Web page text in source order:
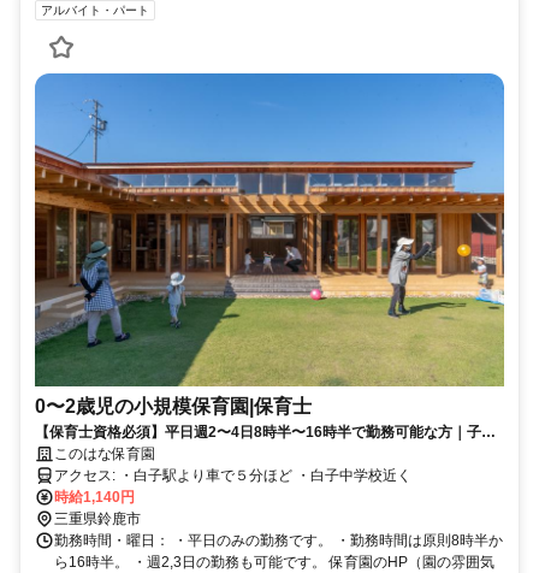
アルバイト・パート
0〜2歳児の小規模保育園|保育士
【保育士資格必須】平日週2〜4日8時半〜16時半で勤務可能な方｜子育
てとの両立OK｜20〜30代女性活躍中！扶養内勤務OK｜未経験OK｜
このはな保育園
アクセス: ・白子駅より車で５分ほど ・白子中学校近く
時給1,140円
三重県鈴鹿市
勤務時間・曜日： ・平日のみの勤務です。 ・勤務時間は原則8時半か
ら16時半。 ・週2,3日の勤務も可能です。 保育園のHP（園の雰囲気